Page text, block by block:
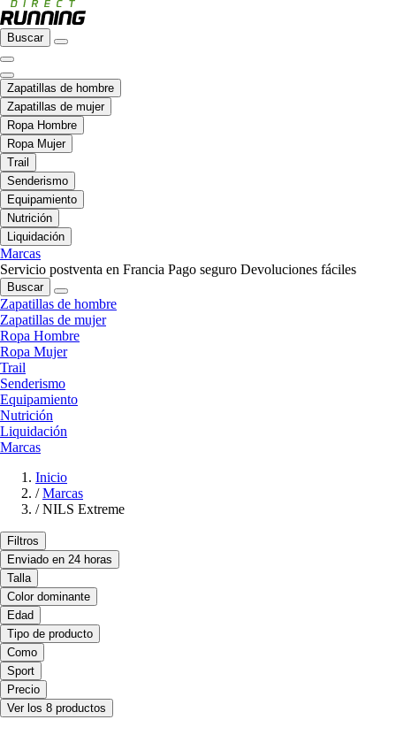
Buscar
Zapatillas de hombre
Zapatillas de mujer
Ropa Hombre
Ropa Mujer
Trail
Senderismo
Equipamiento
Nutrición
Liquidación
Marcas
Servicio postventa en Francia Pago seguro Devoluciones fáciles
Buscar
Zapatillas de hombre
Zapatillas de mujer
Ropa Hombre
Ropa Mujer
Trail
Senderismo
Equipamiento
Nutrición
Liquidación
Marcas
Inicio
/ Marcas
/ NILS Extreme
Filtros
Enviado en 24 horas
Talla
Color dominante
Edad
Tipo de producto
Como
Sport
Precio
Ver los 8 productos